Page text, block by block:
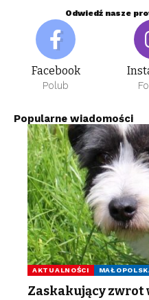
Odwiedź nasze
Facebook
Polub
Popularne wiadomości
AKTUALNOŚCI
Zaskakujący zwrot